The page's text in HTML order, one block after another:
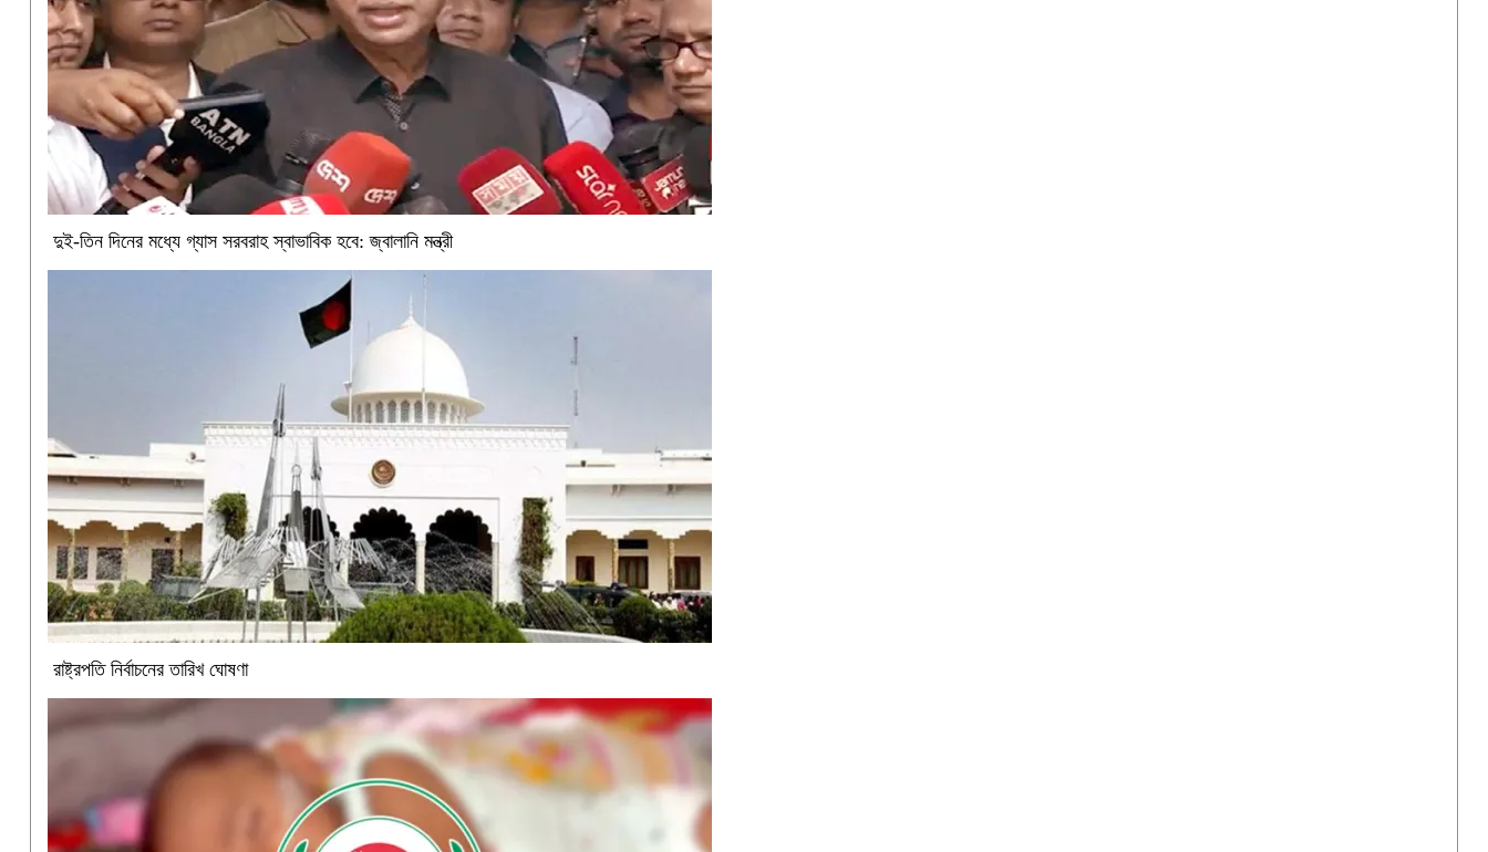
দুই-তিন দিনের মধ্যে গ্যাস সরবরাহ স্বাভাবিক হবে: জ্বালানি মন্ত্রী
রাষ্ট্রপতি নির্বাচনের তারিখ ঘোষণা